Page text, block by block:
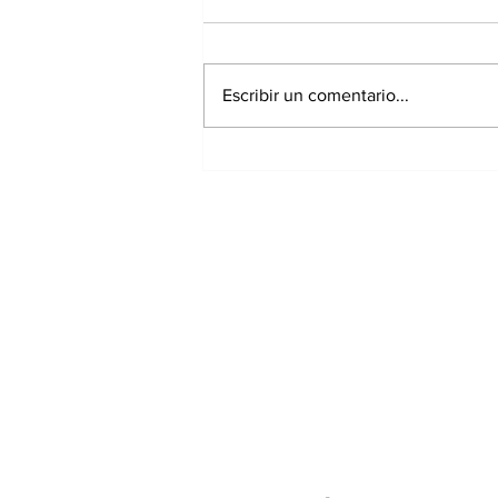
Escribir un comentario...